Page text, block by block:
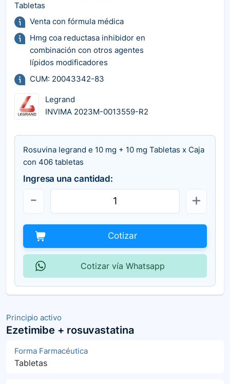
Principio activo
Ezetimibe + rosuvastatina
Forma Farmacéutica
Tabletas
Tabletas
Venta con fórmula médica
Hmg coa reductasa inhibidor en
combinación con otros agentes
lípidos modificadores
CUM: 20043342-83
Legrand
INVIMA 2023M-0013559-R2
Rosuvina legrand e 10 mg + 10 mg Tabletas x Caja
con 406 tabletas
Ingresa una cantidad:
Cotizar
Cotizar vía Whatsapp